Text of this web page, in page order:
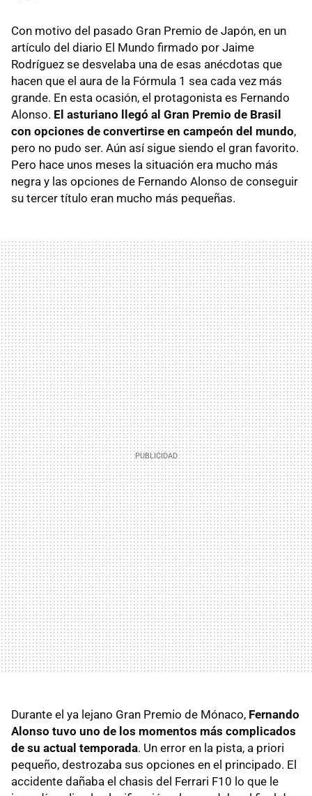
Con motivo del pasado Gran Premio de Japón, en un
artículo del diario El Mundo firmado por Jaime
Rodríguez se desvelaba una de esas anécdotas que
hacen que el aura de la Fórmula 1 sea cada vez más
grande. En esta ocasión, el protagonista es Fernando
Alonso. El asturiano llegó al Gran Premio de Brasil
con opciones de convertirse en campeón del mundo,
pero no pudo ser. Aún así sigue siendo el gran favorito.
Pero hace unos meses la situación era mucho más
negra y las opciones de Fernando Alonso de conseguir
su tercer título eran mucho más pequeñas.
Durante el ya lejano Gran Premio de Mónaco, Fernando
Alonso tuvo uno de los momentos más complicados
de su actual temporada. Un error en la pista, a priori
pequeño, destrozaba sus opciones en el principado. El
accidente dañaba el chasis del Ferrari F10 lo que le